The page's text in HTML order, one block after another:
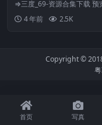
狄丽娜[32P-740MB]
⇒三度_69-资源合集下载 预
资源简介 「资源名称」：三
– N...4 年前 2.5K
Copyright ©
首页 写真